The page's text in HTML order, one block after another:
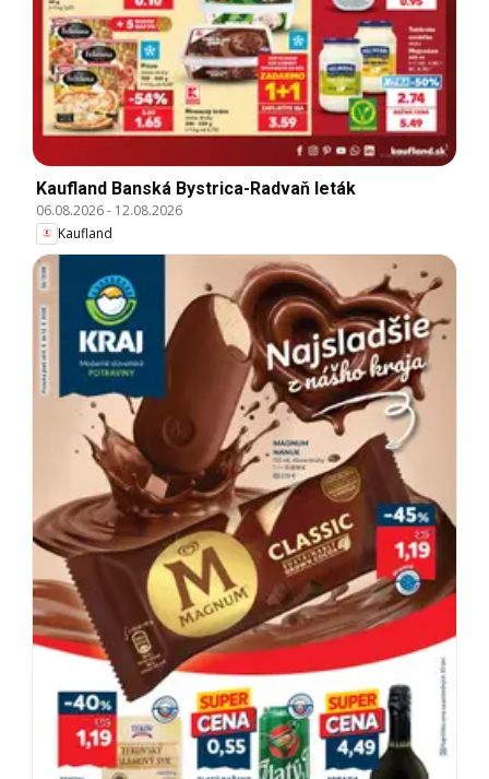
Kaufland Banská Bystrica-Radvaň leták
06.08.2026- 12.08.2026
Kaufland